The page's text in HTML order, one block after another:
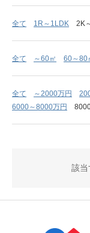
全て 1R～1LDK 2K
全て ～60㎡ 60～80
全て ～2000万円
6000～8000万円
該当